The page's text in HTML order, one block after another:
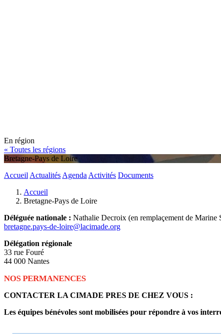
En région
« Toutes les régions
Bretagne-Pays de Loire
Accueil Actualités Agenda Activités Documents
Accueil
Bretagne-Pays de Loire
Déléguée nationale : Nathalie Decroix (en remplaçement de Marine
bretagne.pays-de-loire@lacimade.org
Délégation régionale
33 rue Fouré
44 000 Nantes
NOS PERMANENCES
CONTACTER LA CIMADE PRES DE CHEZ VOUS :
Les équipes bénévoles sont mobilisées pour répondre à vos